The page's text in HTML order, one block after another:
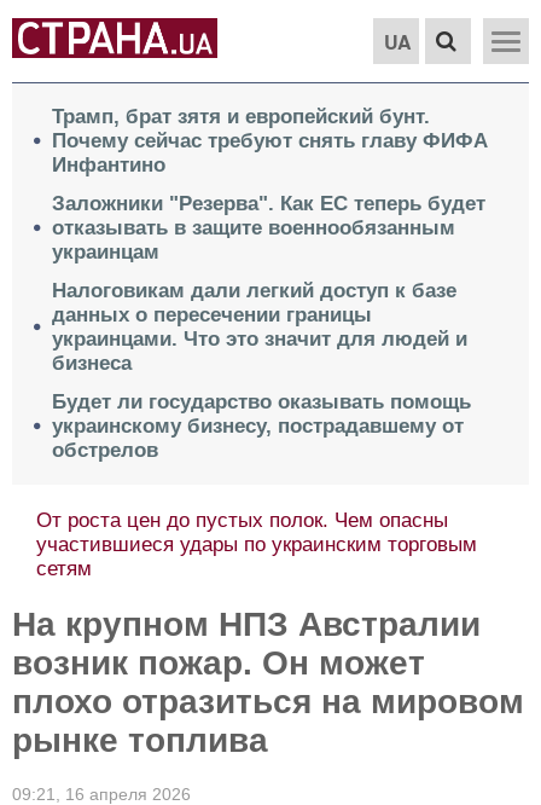
UA
Трамп, брат зятя и европейский бунт.
Почему сейчас требуют снять главу ФИФА
Инфантино
Заложники "Резерва". Как ЕС теперь будет
отказывать в защите военнообязанным
украинцам
Налоговикам дали легкий доступ к базе
данных о пересечении границы
украинцами. Что это значит для людей и
бизнеса
Будет ли государство оказывать помощь
украинскому бизнесу, пострадавшему от
обстрелов
От роста цен до пустых полок. Чем опасны
участившиеся удары по украинским торговым
сетям
На крупном НПЗ Австралии
возник пожар. Он может
плохо отразиться на мировом
рынке топлива
09:21, 16 апреля 2026